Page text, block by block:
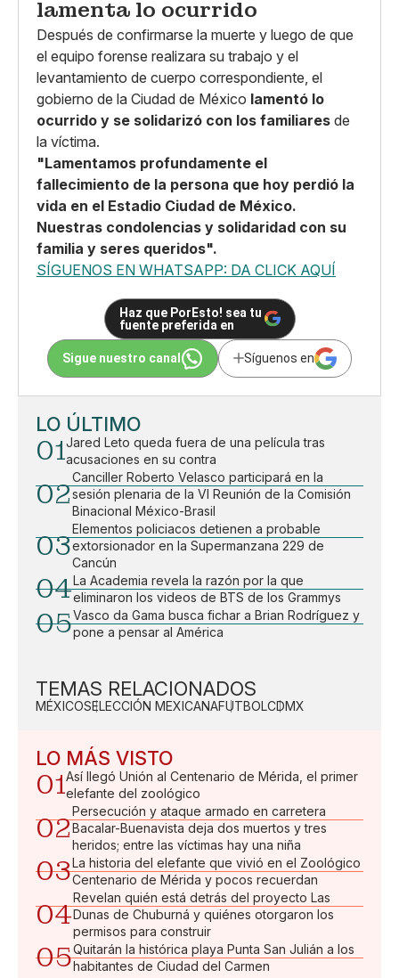
lamenta lo ocurrido
Después de confirmarse la muerte y luego de que
el equipo forense realizara su trabajo y el
levantamiento de cuerpo correspondiente, el
gobierno de la Ciudad de México lamentó lo
ocurrido y se solidarizó con los familiares de
la víctima.
"Lamentamos profundamente el
fallecimiento de la persona que hoy perdió la
vida en el Estadio Ciudad de México.
Nuestras condolencias y solidaridad con su
familia y seres queridos".
SÍGUENOS EN WHATSAPP: DA CLICK AQUÍ
Haz que PorEsto! sea tu
fuente preferida en
Sigue nuestro canal Síguenos en
LO ÚLTIMO
01Jared Leto queda fuera de una película tras
acusaciones en su contra
02
Canciller Roberto Velasco participará en la
sesión plenaria de la VI Reunión de la Comisión
Binacional México-Brasil
03
Elementos policiacos detienen a probable
extorsionador en la Supermanzana 229 de
Cancún
04La Academia revela la razón por la que
eliminaron los videos de BTS de los Grammys
05Vasco da Gama busca fichar a Brian Rodríguez y
pone a pensar al América
TEMAS RELACIONADOS
MÉXICOSELECCIÓN MEXICANAFUTBOLCDMX
LO MÁS VISTO
01Así llegó Unión al Centenario de Mérida, el primer
elefante del zoológico
02
Persecución y ataque armado en carretera
Bacalar-Buenavista deja dos muertos y tres
heridos; entre las víctimas hay una niña
03La historia del elefante que vivió en el Zoológico
Centenario de Mérida y pocos recuerdan
04
Revelan quién está detrás del proyecto Las
Dunas de Chuburná y quiénes otorgaron los
permisos para construir
05Quitarán la histórica playa Punta San Julián a los
habitantes de Ciudad del Carmen